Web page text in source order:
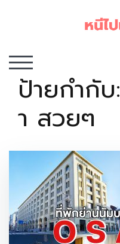
TOGGLE MOBILE MENU
ป้ายกำกับ:
า สวยๆ